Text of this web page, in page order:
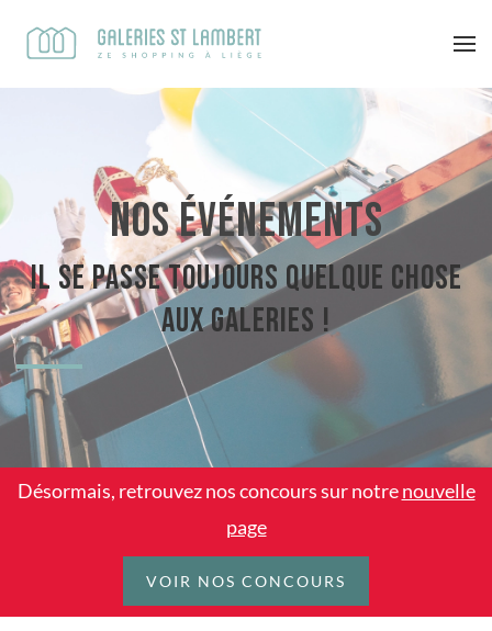
Nos événements
Il se passe toujours quelque chose
aux Galeries !
Désormais, retrouvez nos concours sur notrenouvelle
page
VOIR NOS CONCOURS